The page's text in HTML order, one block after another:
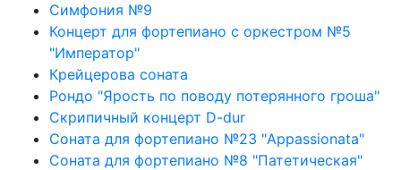
Симфония №9
Концерт для фортепиано с оркестром №5
"Император"
Крейцерова соната
Рондо "Ярость по поводу потерянного гроша"
Скрипичный концерт D-dur
Соната для фортепиано №23 "Appassionata"
Соната для фортепиано №8 "Патетическая"